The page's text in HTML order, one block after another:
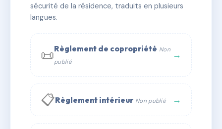
📞 Contacter Syndic Digital
sécurité de la résidence, traduits en plusieurs
langues.
📜Règlement de copropriété Non
publié
→
📋Règlement intérieur Non publié →